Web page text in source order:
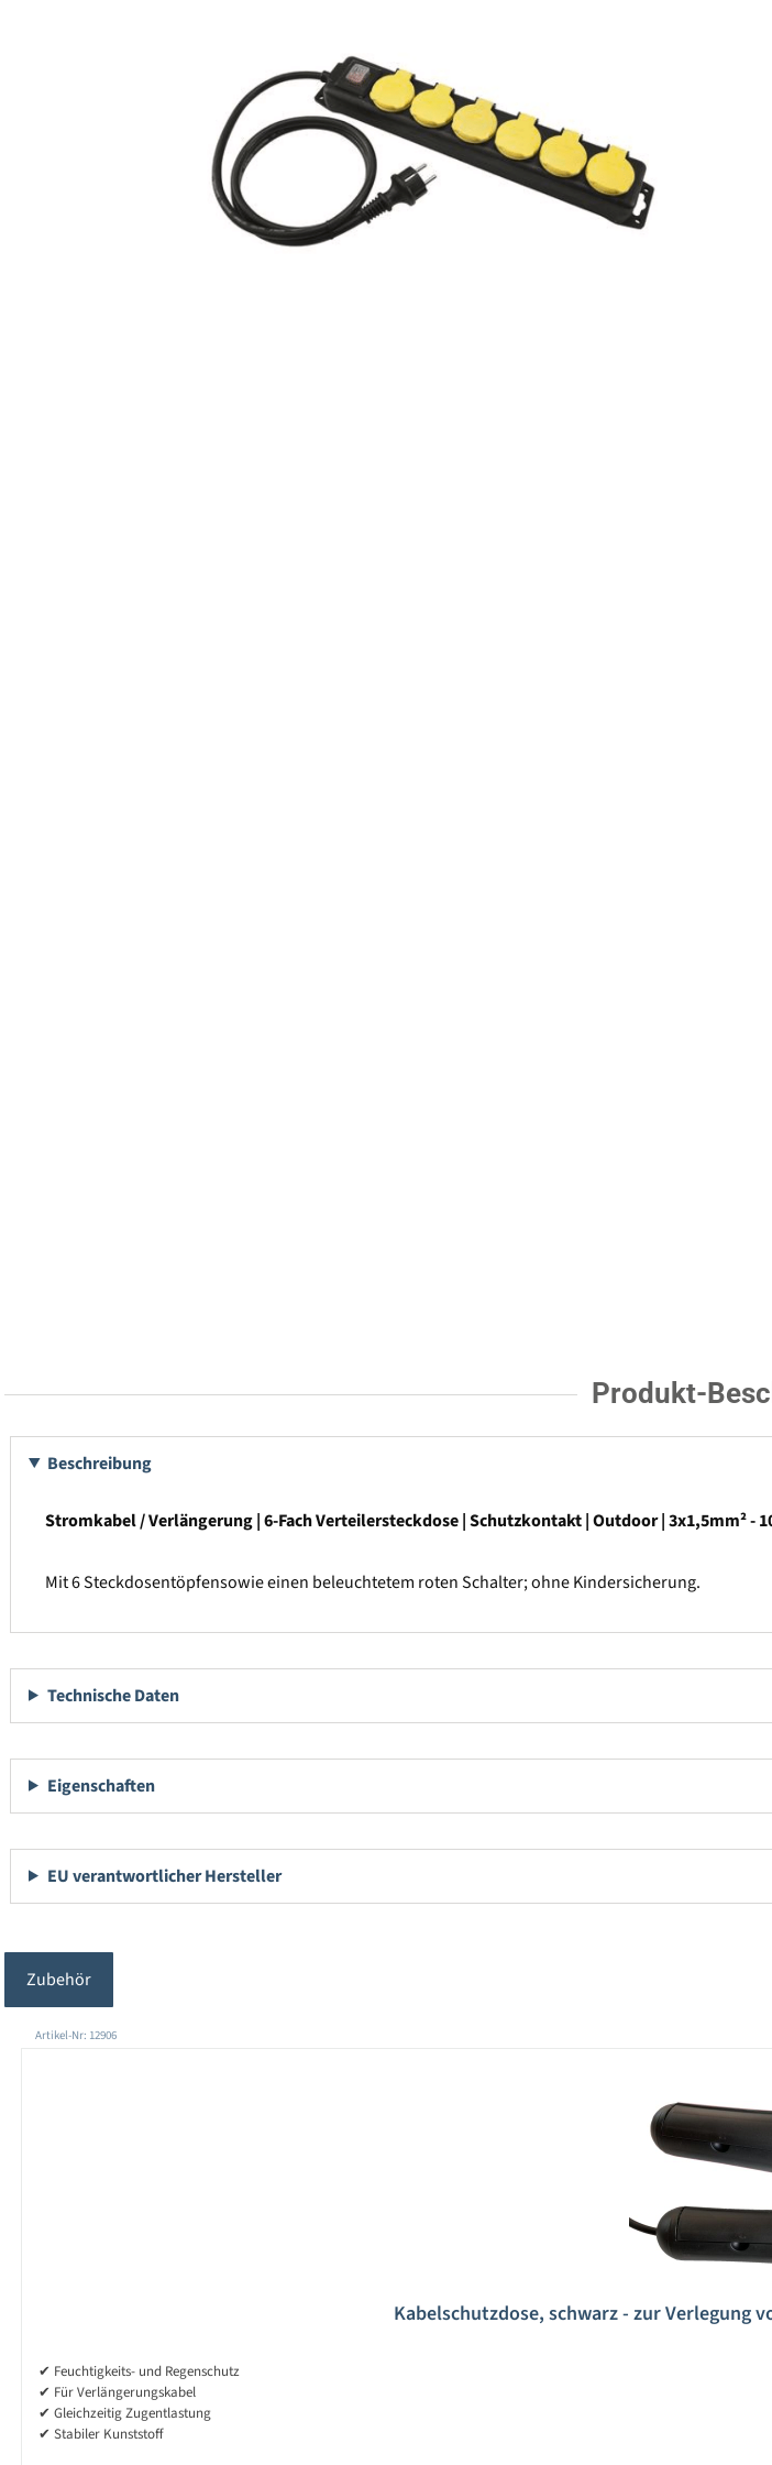
Produkt-
Beschreibung
Stromkabel / Verlängerung | 6-Fach Verteilersteckdose | Schutzkontakt | Outdoor | 3x1,5mm² -
Mit 6 Steckdosentöpfensowie einen beleuchtetem roten Schalter; ohne Kindersicherung.
Technische Daten
Eigenschaften
EU verantwortlicher Hersteller
Zubehör
Produktgalerie überspringen
Artikel-Nr: 12906
Kabelschutzdose, schwarz - zur Verlegung
✔ Feuchtigkeits- und Regenschutz
✔ Für Verlängerungskabel
✔ Gleichzeitig Zugentlastung
✔ Stabiler Kunststoff